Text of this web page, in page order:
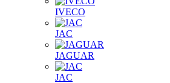
IVECO
JAC
JAGUAR
JAС